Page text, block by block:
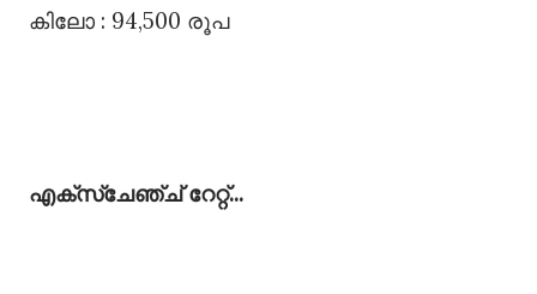
കിലോ : 94,500 രൂപ
എക്സ്ചേഞ്ച്‌ റേറ്റ്‌...